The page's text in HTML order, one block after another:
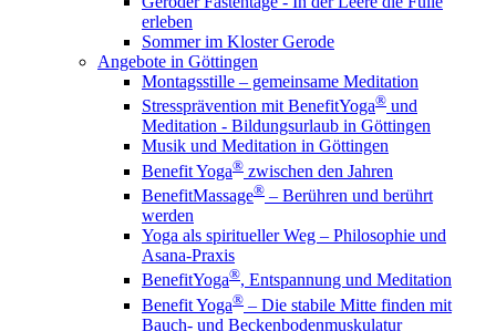
erleben
Sommer im Kloster Gerode
Angebote in Göttingen
Montagsstille – gemeinsame Meditation
Stressprävention mit BenefitYoga® und
Meditation - Bildungsurlaub in Göttingen
Musik und Meditation in Göttingen
Benefit Yoga® zwischen den Jahren
BenefitMassage® – Berühren und berührt
werden
Yoga als spiritueller Weg – Philosophie und
Asana-Praxis
BenefitYoga®, Entspannung und Meditation
Benefit Yoga® – Die stabile Mitte finden mit
Bauch- und Beckenbodenmuskulatur